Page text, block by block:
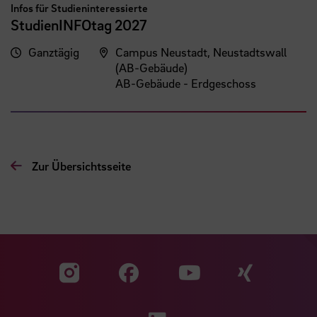
Infos für Studieninteressierte
StudienINFOtag 2027
Ganztägig
Campus Neustadt, Neustadtswall
(AB-Gebäude)
AB-Gebäude - Erdgeschoss
Zur Übersichtsseite
Zu unserer Facebook
Zu